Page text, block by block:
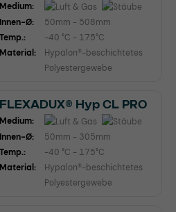
Medium:
Innen-Ø:
50mm - 508mm
Temp.:
-40 °C - 175°C
Material:
Hypalon®-beschichtetes
Polyestergewebe
FLEXADUX® Hyp CL PRO
Medium:
Innen-Ø:
50mm - 305mm
Temp.:
-40 °C - 175°C
Material:
Hypalon®-beschichtetes
Polyestergewebe